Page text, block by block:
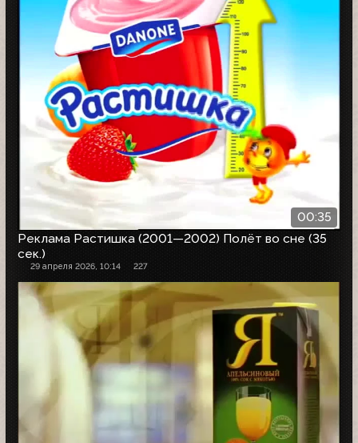
00:35
Реклама Растишка (2001—2002) Полёт во сне (35
сек.)
29 апреля 2026, 10:14 227